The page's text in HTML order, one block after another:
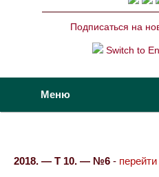
Подписаться на
Switch to
Меню
2018. — Т 10. — №6 -